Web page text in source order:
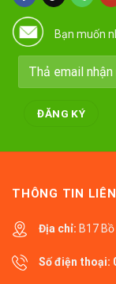
Bạn muốn
THÔNG TIN
Địa chỉ: B17
Số điện thoại: